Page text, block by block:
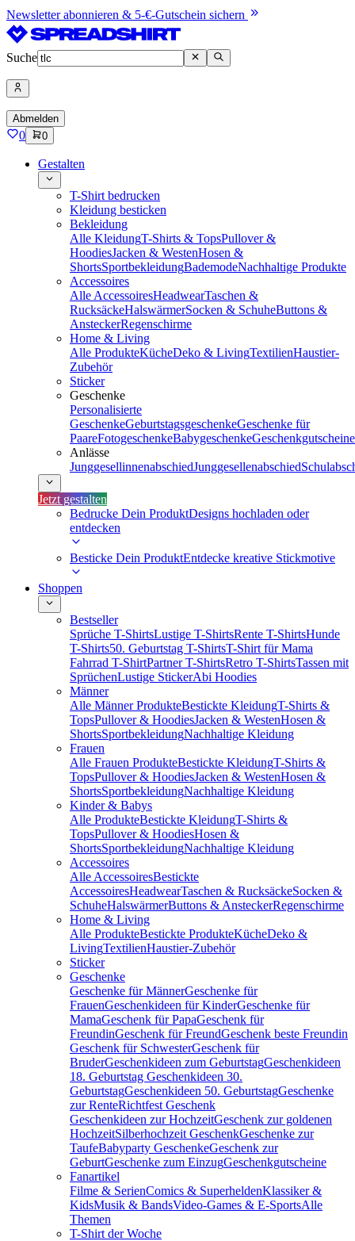
Newsletter abonnieren & 5-€-Gutschein sichern
Suche
Abmelden
0 0
Gestalten
T-Shirt bedrucken
Kleidung besticken
Bekleidung
Alle KleidungT-Shirts & TopsPullover &
HoodiesJacken & WestenHosen &
ShortsSportbekleidungBademodeNachhaltige Produkte
Accessoires
Alle AccessoiresHeadwearTaschen &
RucksäckeHalswärmerSocken & SchuheButtons &
AnsteckerRegenschirme
Home & Living
Alle ProdukteKücheDeko & LivingTextilienHaustier-
Zubehör
Sticker
Geschenke
Personalisierte
GeschenkeGeburtstagsgeschenkeGeschenke für
PaareFotogeschenkeBabygeschenkeGeschenkgutscheine
Anlässe
JunggesellinnenabschiedJunggesellenabschied
Jetzt gestalten
Bedrucke Dein ProduktDesigns hochladen oder
entdecken
Besticke Dein ProduktEntdecke kreative Stickmotive
Shoppen
Bestseller
Sprüche T-ShirtsLustige T-ShirtsRente T-ShirtsHunde
T-Shirts50. Geburtstag T-ShirtsT-Shirt für Mama
Fahrrad T-ShirtPartner T-ShirtsRetro T-ShirtsTassen mit
SprüchenLustige StickerAbi Hoodies
Männer
Alle Männer ProdukteBestickte KleidungT-Shirts &
TopsPullover & HoodiesJacken & WestenHosen &
ShortsSportbekleidungNachhaltige Kleidung
Frauen
Alle Frauen ProdukteBestickte KleidungT-Shirts &
TopsPullover & HoodiesJacken & WestenHosen &
ShortsSportbekleidungNachhaltige Kleidung
Kinder & Babys
Alle ProdukteBestickte KleidungT-Shirts &
TopsPullover & HoodiesHosen &
ShortsSportbekleidungNachhaltige Kleidung
Accessoires
Alle AccessoiresBestickte
AccessoiresHeadwearTaschen & RucksäckeSocken &
SchuheHalswärmerButtons & AnsteckerRegenschirme
Home & Living
Alle ProdukteBestickte ProdukteKücheDeko &
LivingTextilienHaustier-Zubehör
Sticker
Geschenke
Geschenke für MännerGeschenke für
FrauenGeschenkideen für KinderGeschenke für
MamaGeschenk für PapaGeschenk für
FreundinGeschenk für FreundGeschenk beste Freundin
Geschenk für SchwesterGeschenk für
BruderGeschenkideen zum GeburtstagGeschenkideen
18. Geburtstag Geschenkideen 30.
GeburtstagGeschenkideen 50. GeburtstagGeschenke
zur RenteRichtfest Geschenk
Geschenkideen zur HochzeitGeschenk zur goldenen
HochzeitSilberhochzeit GeschenkGeschenke zur
TaufeBabyparty GeschenkeGeschenk zur
GeburtGeschenke zum EinzugGeschenkgutscheine
Fanartikel
Filme & SerienComics & SuperheldenKlassiker &
KidsMusik & BandsVideo-Games & E-SportsAlle
Themen
T-Shirt der Woche